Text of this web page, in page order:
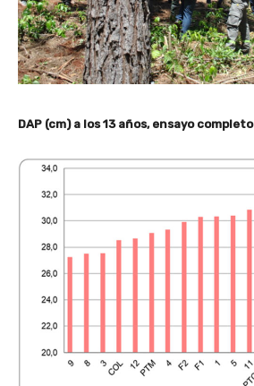
DAP (cm) a los 13 años, ensayo completo